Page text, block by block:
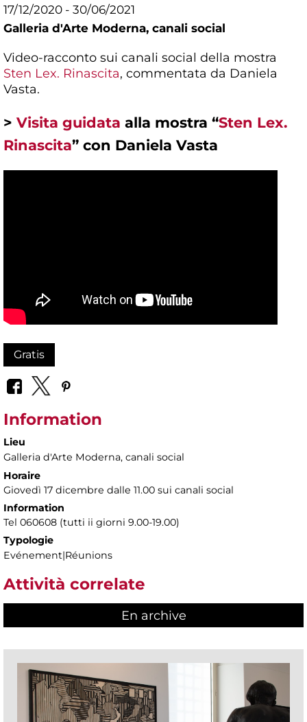
17/12/2020 - 30/06/2021
Galleria d'Arte Moderna, canali social
Video-racconto sui canali social della mostra
Sten Lex. Rinascita, commentata da Daniela
Vasta.
> Visita guidata alla mostra “Sten Lex.
Rinascita” con Daniela Vasta
Gratis
Information
Lieu
Galleria d'Arte Moderna, canali social
Horaire
Giovedì 17 dicembre dalle 11.00 sui canali social
Information
Tel 060608 (tutti ii giorni 9.00-19.00)
Typologie
Evénement|Réunions
Attività correlate
En archive